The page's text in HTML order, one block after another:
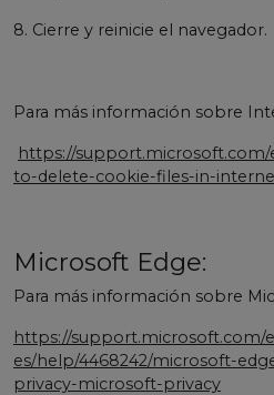
8. Cierre y reinicie el navegador.
Para más información sobre
https://
to-delete-cookie-files-in-
Microsoft Edge:
Para más información sobre
https://support.microsoft.com/
es/help/4468242/microsoft-
privacy-microsoft-privacy